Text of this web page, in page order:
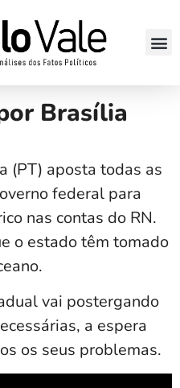
Brasília
(PT) aposta todas as
federal para
nas contas do RN.
o estado têm tomado
vai postergando
a espera
os seus problemas.